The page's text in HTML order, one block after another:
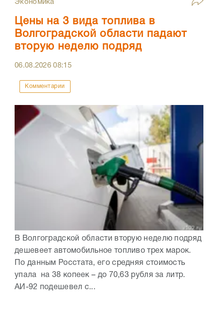
Экономика
Цены на 3 вида топлива в
Волгоградской области падают
вторую неделю подряд
06.08.202608:15
Комментарии
В Волгоградской области вторую неделю подряд
дешевеет автомобильное топливо трех марок.
По данным Росстата, его средняя стоимость
упала на 38 копеек – до 70,63 рубля за литр.
АИ-92 подешевел с...